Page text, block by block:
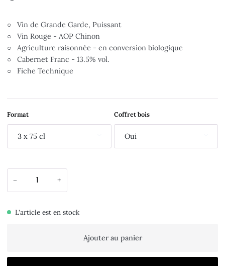
○ Vin de Grande Garde, Puissant
○ Vin Rouge - AOP Chinon
○ Agriculture raisonnée - en conversion biologique
○ Cabernet Franc - 13.5% vol.
○ Fiche Technique
Format
3 x 75 cl
Coffret bois
Oui
− +
L'article est en stock
Ajouter au panier